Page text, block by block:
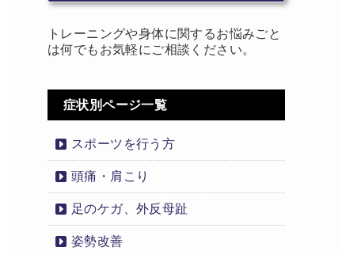
トレーニングや身体に関するお悩みごと
は何でもお気軽にご相談ください。
症状別ページ一覧
スポーツを行う方
頭痛・肩こり
足のケガ、外反母趾
姿勢改善